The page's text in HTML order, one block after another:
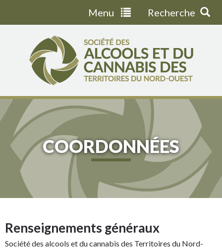
navigation
Menu Recherche
COORDONNÉES
Renseignements généraux
Société des alcools et du cannabis des Territoires du Nord-